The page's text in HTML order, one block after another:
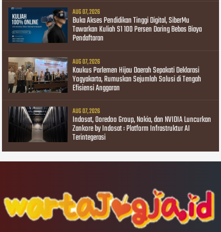
AUG 07, 2026
Buka Akses Pendidikan Tinggi Digital, SiberMu
Tawarkan Kuliah S1 100 Persen Daring Bebas Biaya
Pendaftaran
AUG 07, 2026
Kaukus Parlemen Hijau Daerah Sepakati Deklarasi
Yogyakarta, Rumuskan Sejumlah Solusi di Tengah
Efisiensi Anggaran
AUG 07, 2026
Indosat, Ooredoo Group, Nokia, dan NVIDIA Luncurkan
Zankore by Indosat : Platform Infrastruktur AI
Terintegerasi